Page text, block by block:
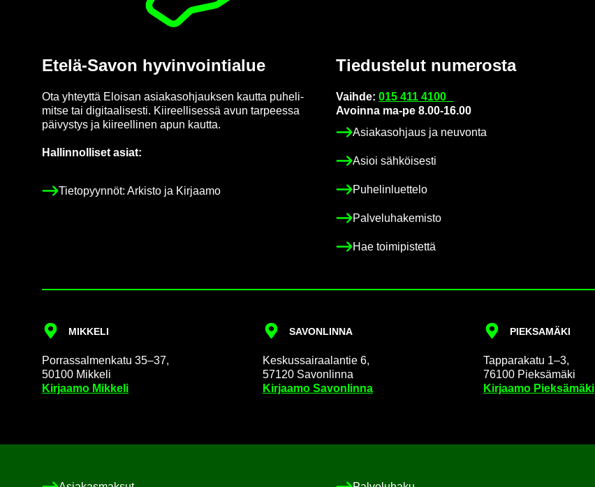
Etelä-​Savon hy­vin­voin­tia­lue
Ota yh­teyt­tä Eloi­san asia­kas­oh­jauk­sen kaut­ta pu­he­li­
mit­se tai di­gi­taa­li­ses­ti. Kii­reel­li­ses­sä avun tar­pees­sa
päi­vys­tys ja kii­reel­li­nen apun kaut­ta.
Hal­lin­nol­li­set asiat:
Tie­to­pyyn­nöt: Ar­kis­to ja Kir­jaa­mo
Tie­dus­te­lut nu­me­ros­ta
Vaih­de:015 411 4100
Avoin­na ma-pe 8.00-16.00
Asia­kas­oh­jaus ja neu­von­ta
Asioi säh­köi­ses­ti
Pu­he­lin­luet­te­lo
Pal­ve­lu­ha­ke­mis­to
Hae toi­mi­pis­tet­tä
MIK­KE­LI
Por­ras­sal­men­ka­tu 35–37,
50100 Mik­ke­li
Kir­jaa­mo Mik­ke­li
SA­VON­LIN­NA
Kes­kus­sai­raa­lan­tie 6,
57120 Sa­von­lin­na
Kir­jaa­mo Sa­von­lin­na
PIEK­SA­MÄ­KI
Tap­pa­ra­ka­tu 1–3,
76100 Piek­sä­mä­ki
Kir­jaa­mo Piek­sä­mä­ki